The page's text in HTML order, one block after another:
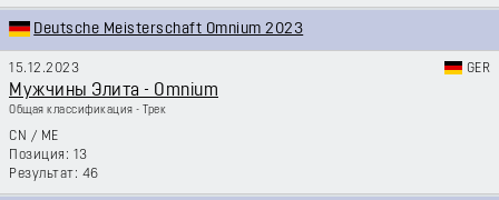
Deutsche Meisterschaft Omnium 2023
15.12.2023 GER
Мужчины Элита - Omnium
Общая классификация - Трек
CN / ME
13
46